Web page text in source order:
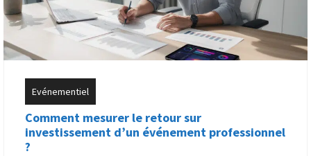
Evénementiel
Comment mesurer le retour sur
investissement d’un événement professionnel
?